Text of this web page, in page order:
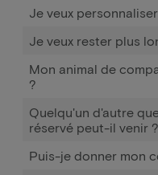
Je veux
Je veux rester plus
Mon animal de
?
Quelqu'un d'autre
réservé peut-il venir ?
Puis-je donner mon